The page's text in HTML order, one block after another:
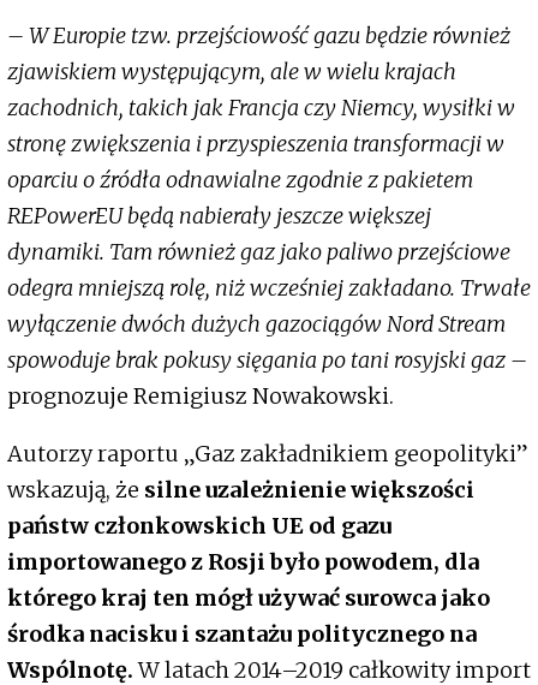
– W Europie tzw. przejściowość gazu będzie również
zjawiskiem występującym, ale w wielu krajach
zachodnich, takich jak Francja czy Niemcy, wysiłki w
stronę zwiększenia i przyspieszenia transformacji w
oparciu o źródła odnawialne zgodnie z pakietem
REPowerEU będą nabierały jeszcze większej
dynamiki. Tam również gaz jako paliwo przejściowe
odegra mniejszą rolę, niż wcześniej zakładano. Trwałe
wyłączenie dwóch dużych gazociągów Nord Stream
spowoduje brak pokusy sięgania po tani rosyjski gaz –
prognozuje Remigiusz Nowakowski.
Autorzy raportu „Gaz zakładnikiem geopolityki”
wskazują, że silne uzależnienie większości
państw członkowskich UE od gazu
importowanego z Rosji było powodem, dla
którego kraj ten mógł używać surowca jako
środka nacisku i szantażu politycznego na
Wspólnotę.W latach 2014–2019 całkowity import